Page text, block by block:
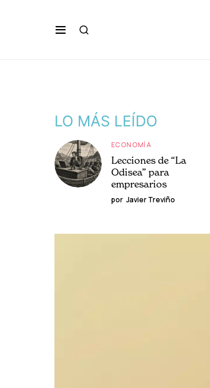
LO MÁS LEÍDO
ECONOMÍA
Lecciones de “La
Odisea” para
empresarios
por Javier Treviño